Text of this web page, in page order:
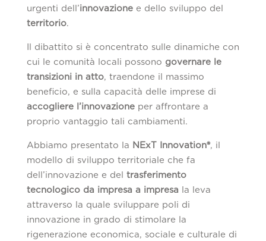
urgenti dell’innovazionee dello sviluppo del
territorio.
Il dibattito si è concentrato sulle dinamiche con
cui le comunità locali possono governare le
transizioni in atto, traendone il massimo
beneficio, e sulla capacità delle imprese di
accogliere l’innovazioneper affrontare a
proprio vantaggio tali cambiamenti.
Abbiamo presentato la NExT Innovation®, il
modello di sviluppo territoriale che fa
dell’innovazione e del trasferimento
tecnologico da impresa a impresa la leva
attraverso la quale sviluppare poli di
innovazione in grado di stimolare la
rigenerazione economica, sociale e culturale di